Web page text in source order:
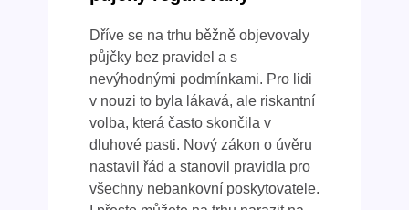
Dříve se na trhu běžně objevovaly
půjčky bez pravidel a s
nevýhodnými podmínkami. Pro lidi
v nouzi to byla lákavá, ale riskantní
volba, která často skončila v
dluhové pasti. Nový zákon o úvěru
nastavil řád a stanovil pravidla pro
všechny nebankovní poskytovatele.